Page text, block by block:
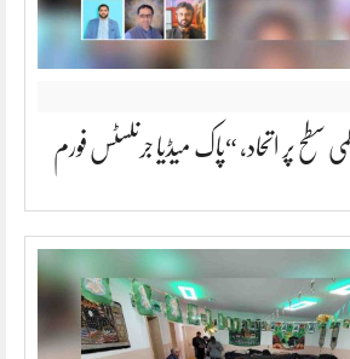
سطح پر اتحاد، “پاک میڈیا جرنلسٹس فورم